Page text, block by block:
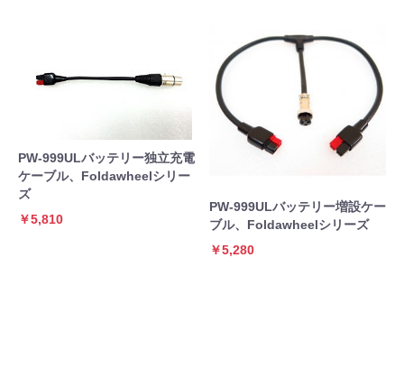
PW-999ULバッテリー独立充電
ケーブル、Foldawheelシリー
ズ
￥5,810
PW-999ULバッテリー増設ケー
ブル、Foldawheelシリーズ
￥5,280